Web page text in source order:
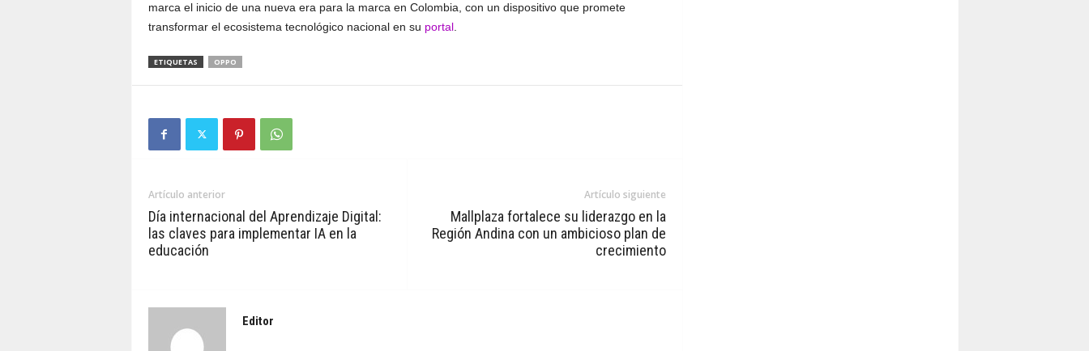
marca el inicio de una nueva era para la marca en Colombia, con un dispositivo que promete
transformar el ecosistema tecnológico nacional en su portal.
ETIQUETAS OPPO
Artículo anterior
Día internacional del Aprendizaje Digital:
las claves para implementar IA en la
educación
Artículo siguiente
Mallplaza fortalece su liderazgo en la
Región Andina con un ambicioso plan de
crecimiento
Editor